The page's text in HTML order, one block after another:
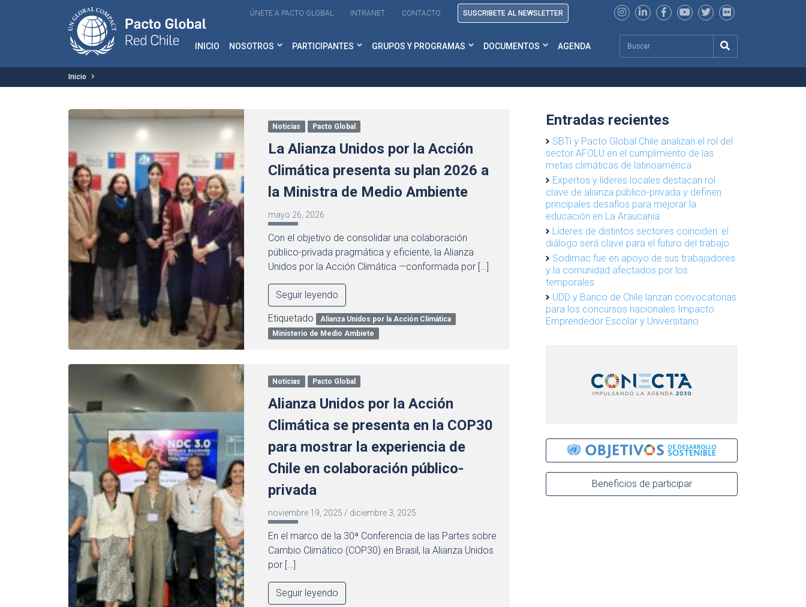
ÚNETE A PACTO GLOBAL INTRANET CONTACTO SUSCRIBETE AL NEWSLETTER
INICIO NOSOTROS PARTICIPANTES GRUPOS Y PROGRAMAS DOCUMENTOS AGENDA
Inicio
Noticias Pacto Global
La Alianza Unidos por la Acción
Climática presenta su plan 2026 a
la Ministra de Medio Ambiente
mayo 26, 2026
Con el objetivo de consolidar una colaboración
público-privada pragmática y eficiente, la Alianza
Unidos por la Acción Climática —conformada por […]
Seguir leyendo
Etiquetado
Alianza Unidos por la Acción Climática
Ministerio de Medio Ambiete
Noticias Pacto Global
Alianza Unidos por la Acción
Climática se presenta en la COP30
para mostrar la experiencia de
Chile en colaboración público-
privada
noviembre 19, 2025 / diciembre 3, 2025
En el marco de la 30ª Conferencia de las Partes sobre
Cambio Climático (COP30) en Brasil, la Alianza Unidos
por […]
Seguir leyendo
Entradas recientes
SBTi y Pacto Global Chile analizan el rol del
sector AFOLU en el cumplimiento de las
metas climáticas de latinoamérica
Expertos y líderes locales destacan rol
clave de alianza público-privada y definen
principales desafíos para mejorar la
educación en La Araucanía
Líderes de distintos sectores coinciden: el
diálogo será clave para el futuro del trabajo
Sodimac fue en apoyo de sus trabajadores
y la comunidad afectados por los
temporales
UDD y Banco de Chile lanzan convocatorias
para los concursos nacionales Impacto
Emprendedor Escolar y Universitario
Beneficios de participar